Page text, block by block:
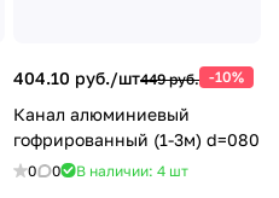
404.10 руб./шт449 руб. -10%
Канал алюминиевый
гофрированный (1-3м) d=080
0 0 В наличии: 4 шт